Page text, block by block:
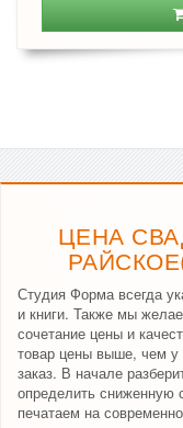
ЦЕНА
Студия Форма всегда
и книги. Также мы
сочетание цены и
товар цены выше, чем у
заказ. В начале
определить сниженную
печатаем на